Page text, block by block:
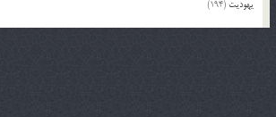
یهودیت (194)